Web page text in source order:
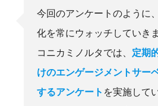
今回のアンケートのように
化を常にウォッチしていき
コニカミノルタでは、 定期
けのエンゲージメントサー
するアンケート を実施して